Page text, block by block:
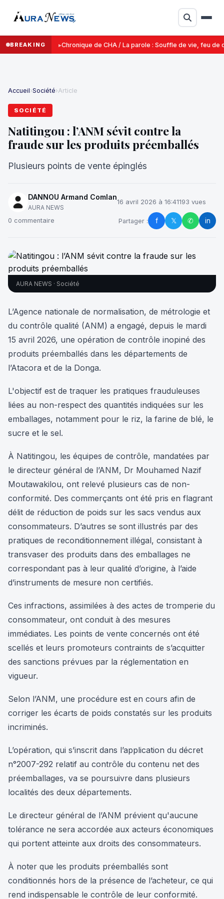
BREAKING Chronique de CHA / La parole : Souffle de vie, feu de
Accueil›Société›Article
SOCIÉTÉ
Natitingou : l’ANM sévit contre la
fraude sur les produits préemballés
Plusieurs points de vente épinglés
DANNOU Armand Comlan
AURA NEWS
16 avril 2026 à 16:41193 vues
0 commentaire Partager : f 𝕏 ✆ in
AURA NEWS · Société
L’Agence nationale de normalisation, de métrologie et
du contrôle qualité (ANM) a engagé, depuis le mardi
15 avril 2026, une opération de contrôle inopiné des
produits préemballés dans les départements de
l’Atacora et de la Donga.
L'objectif est de traquer les pratiques frauduleuses
liées au non-respect des quantités indiquées sur les
emballages, notamment pour le riz, la farine de blé, le
sucre et le sel.
À Natitingou, les équipes de contrôle, mandatées par
le directeur général de l’ANM, Dr Mouhamed Nazif
Moutawakilou, ont relevé plusieurs cas de non-
conformité. Des commerçants ont été pris en flagrant
délit de réduction de poids sur les sacs vendus aux
consommateurs. D’autres se sont illustrés par des
pratiques de reconditionnement illégal, consistant à
transvaser des produits dans des emballages ne
correspondant pas à leur qualité d’origine, à l’aide
d’instruments de mesure non certifiés.
Ces infractions, assimilées à des actes de tromperie du
consommateur, ont conduit à des mesures
immédiates. Les points de vente concernés ont été
scellés et leurs promoteurs contraints de s’acquitter
des sanctions prévues par la réglementation en
vigueur.
Selon l’ANM, une procédure est en cours afin de
corriger les écarts de poids constatés sur les produits
incriminés.
L’opération, qui s’inscrit dans l’application du décret
n°2007-292 relatif au contrôle du contenu net des
préemballages, va se poursuivre dans plusieurs
localités des deux départements.
Le directeur général de l’ANM prévient qu'aucune
tolérance ne sera accordée aux acteurs économiques
qui portent atteinte aux droits des consommateurs.
À noter que les produits préemballés sont
conditionnés hors de la présence de l’acheteur, ce qui
rend indispensable le contrôle de leur conformité.